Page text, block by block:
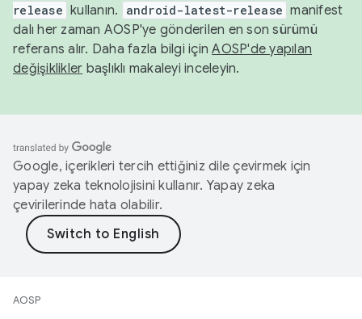
release kullanın. android-latest-release manifest
dalı her zaman AOSP'ye gönderilen en son sürümü
referans alır. Daha fazla bilgi içinAOSP'de yapılan
değişiklikler başlıklı makaleyi inceleyin.
Google, içerikleri tercih ettiğiniz dile çevirmek için
yapay zeka teknolojisini kullanır. Yapay zeka
çevirilerinde hata olabilir.
AOSP